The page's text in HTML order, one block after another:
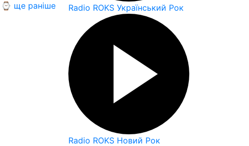
⌚ ще раніше
Radio ROKS Український Рок
Radio ROKS Новий Рок